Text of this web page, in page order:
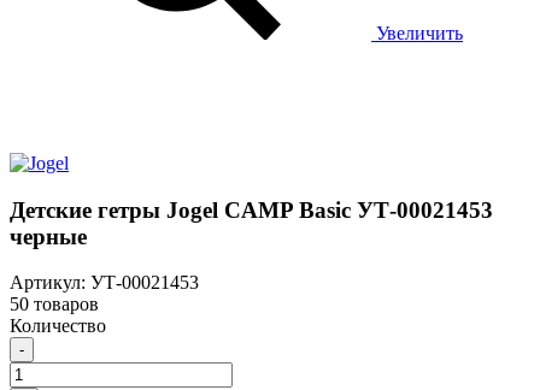
Увеличить
Детские гетры Jogel CAMP Basic УТ-00021453
черные
Артикул: УТ-00021453
50 товаров
Количество
-